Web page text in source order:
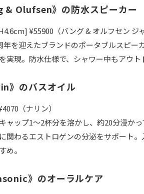
& Olufsen》の防水スピーカー
¥55900（バング & オルフセン ジャ
年を迎えたブランドのポータブルスピ
実現。防水仕様で、シャワー中もアウ
》のバスオイル
（ナリン）
ャップ1〜2杯分を溶かし、約20分浸か
関わるエストロゲンの分泌をサポート
め。
》のオーラルケア